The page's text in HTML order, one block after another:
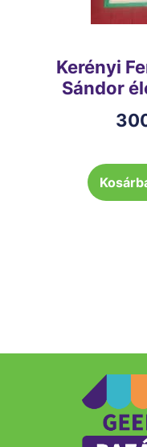
Kerényi
Sándor